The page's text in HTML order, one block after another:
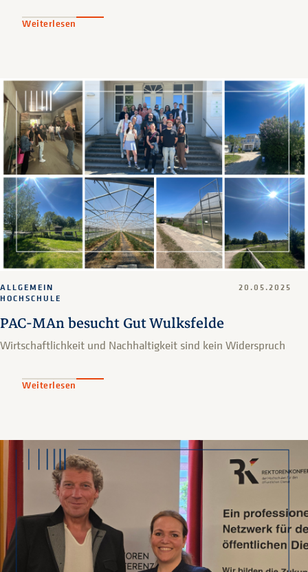
Weiterlesen
PAC-MAn besucht Gut Wulksfelde
ALLGEMEIN
HOCHSCHULE
20.05.2025
Wirtschaftlichkeit und Nachhaltigkeit sind kein Widerspruch
Weiterlesen